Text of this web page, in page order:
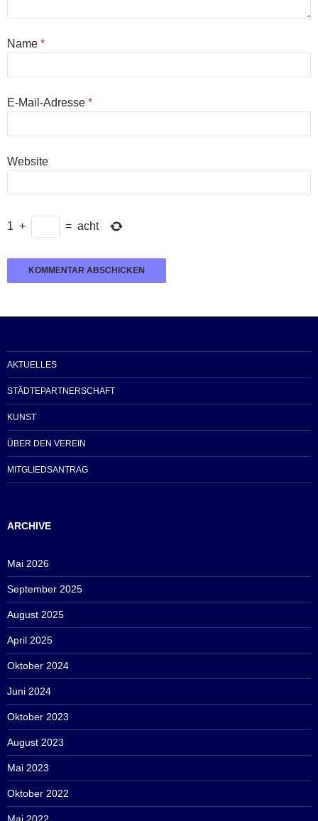
Name *
E-Mail-Adresse *
Website
1 + = acht
AKTUELLES
STÄDTEPARTNERSCHAFT
KUNST
ÜBER DEN VEREIN
MITGLIEDSANTRAG
ARCHIVE
Mai 2026
September 2025
August 2025
April 2025
Oktober 2024
Juni 2024
Oktober 2023
August 2023
Mai 2023
Oktober 2022
Mai 2022